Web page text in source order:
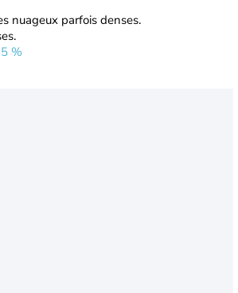
nuageux parfois denses.
%